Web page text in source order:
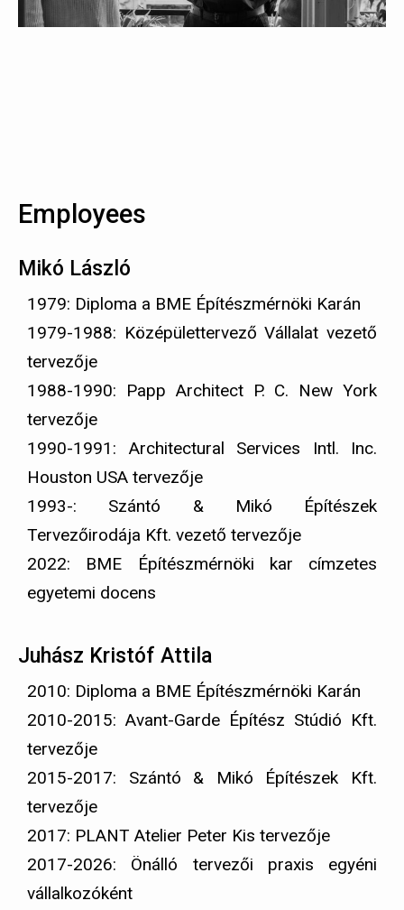
Employees
Mikó László
1979: Diploma a BME Építészmérnöki Karán
1979-1988: Középülettervező Vállalat vezető
tervezője
1988-1990: Papp Architect P. C. New York
tervezője
1990-1991: Architectural Services Intl. Inc.
Houston USA tervezője
1993-: Szántó & Mikó Építészek
Tervezőirodája Kft. vezető tervezője
2022: BME Építészmérnöki kar címzetes
egyetemi docens
Juhász Kristóf Attila
2010: Diploma a BME Építészmérnöki Karán
2010-2015: Avant-Garde Építész Stúdió Kft.
tervezője
2015-2017: Szántó & Mikó Építészek Kft.
tervezője
2017: PLANT Atelier Peter Kis tervezője
2017-2026: Önálló tervezői praxis egyéni
vállalkozóként